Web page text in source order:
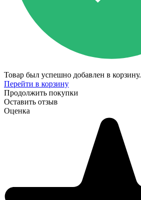
Товар был успешно добавлен в корзину.
Перейти в корзину
Продолжить покупки
Оставить отзыв
Оценка